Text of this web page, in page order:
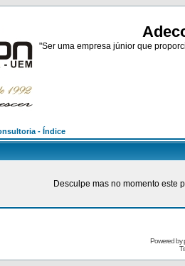
"Ser uma empresa júnior que
- Índice
Desculpe mas no momento este
Powered by